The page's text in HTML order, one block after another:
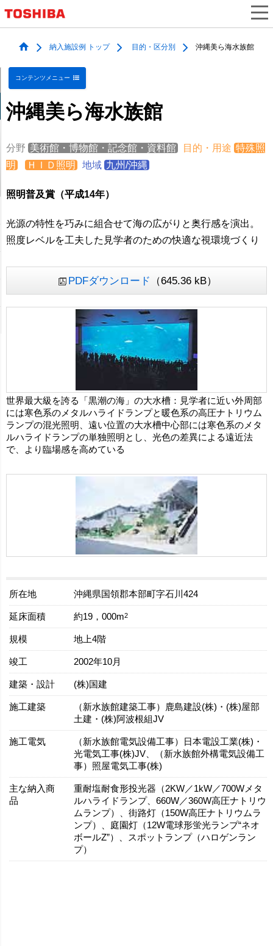
納入施設例 トップ 目的・区分別 沖縄美ら海水族館
コンテンツメニュー
沖縄美ら海水族館
分野 美術館・博物館・記念館・資料館 目的・用途 特殊照
明
ＨＩＤ照明 地域 九州/沖縄
照明普及賞（平成14年）
光源の特性を巧みに組合せて海の広がりと奥行感を演出。
照度レベルを工夫した見学者のための快適な視環境づくり
PDFダウンロード （645.36 kB）
世界最大級を誇る「黒潮の海」の大水槽：見学者に近い外周部
には寒色系のメタルハライドランプと暖色系の高圧ナトリウム
ランプの混光照明、遠い位置の大水槽中心部には寒色系のメタ
ルハライドランプの単独照明とし、光色の差異による遠近法
で、より臨場感を高めている
所在地 沖縄県国領郡本部町字石川424
延床面積 約19，000m2
規模 地上4階
竣工 2002年10月
建築・設計 (株)国建
施工建築
（新水族館建築工事）鹿島建設(株)・(株)屋部
土建・(株)阿波根組JV
施工電気
（新水族館電気設備工事）日本電設工業(株)・
光電気工事(株)JV、（新水族館外構電気設備工
事）照屋電気工事(株)
主な納入商
品
重耐塩耐食形投光器（2KW／1kW／700Wメタ
ルハライドランプ、660W／360W高圧ナトリウ
ムランプ）、街路灯（150W高圧ナトリウムラ
ンプ）、庭園灯（12W電球形蛍光ランプ“ネオ
ボールZ”）、スポットランプ（ハロゲンラン
プ）